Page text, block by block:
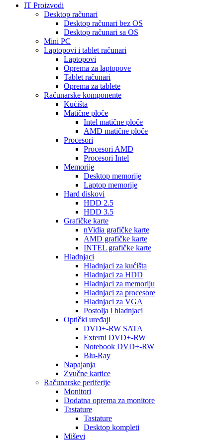
IT Proizvodi
Desktop računari
Desktop računari bez OS
Desktop računari sa OS
Mini PC
Laptopovi i tablet računari
Laptopovi
Oprema za laptopove
Tablet računari
Oprema za tablete
Računarske komponente
Kućišta
Matične ploče
Intel matične ploče
AMD matične ploče
Procesori
Procesori AMD
Procesori Intel
Memorije
Desktop memorije
Laptop memorije
Hard diskovi
HDD 2.5
HDD 3.5
Grafičke karte
nVidia grafičke karte
AMD grafičke karte
INTEL grafičke karte
Hladnjaci
Hladnjaci za kućišta
Hladnjaci za HDD
Hladnjaci za memoriju
Hladnjaci za procesore
Hladnjaci za VGA
Postolja i hladnjaci
Optički uređaji
DVD+-RW SATA
Externi DVD+-RW
Notebook DVD+-RW
Blu-Ray
Napajanja
Zvučne kartice
Računarske periferije
Monitori
Dodatna oprema za monitore
Tastature
Tastature
Desktop kompleti
Miševi